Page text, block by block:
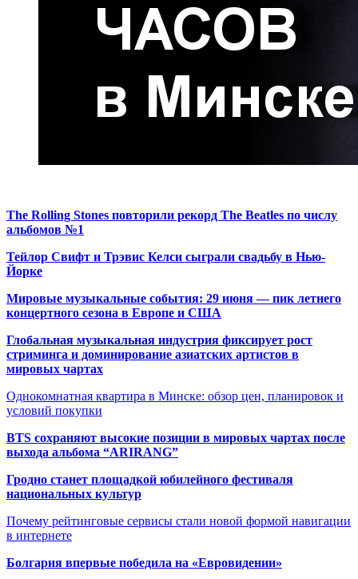
The Rolling Stones повторили рекорд The Beatles по числу
альбомов №1
Тейлор Свифт и Трэвис Келси сыграли свадьбу в Нью-
Йорке
Мировые музыкальные события: 29 июня — пик летнего
концертного сезона в Европе и США
Глобальная музыкальная индустрия фиксирует рост
стриминга и доминирование азиатских артистов в
мировых чартах
Однокомнатная квартира в Минске: обзор цен, планировок и
условий покупки
BTS сохраняют высокие позиции в мировых чартах после
выхода альбома “ARIRANG”
Гродно станет площадкой юбилейного фестиваля
национальных культур
Почему рейтинговые сервисы стали новой формой навигации
в интернете
Болгария впервые победила на «Евровидении»